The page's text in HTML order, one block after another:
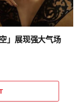
」展现强大气场